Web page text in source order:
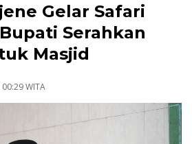
Gelar Safari
Serahkan
Masjid
WITA